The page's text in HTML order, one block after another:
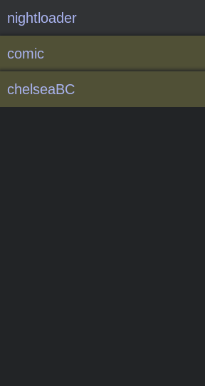
nightloader
comic
chelseaBC